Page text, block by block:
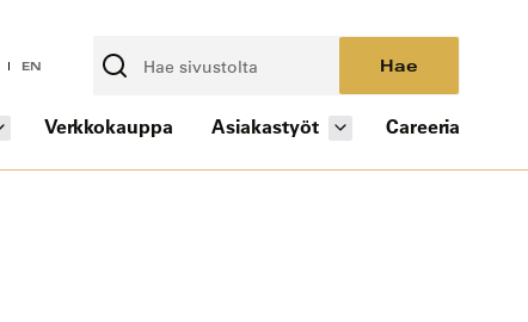
EN Hae
Verkkokauppa Asiakastyöt Careeria